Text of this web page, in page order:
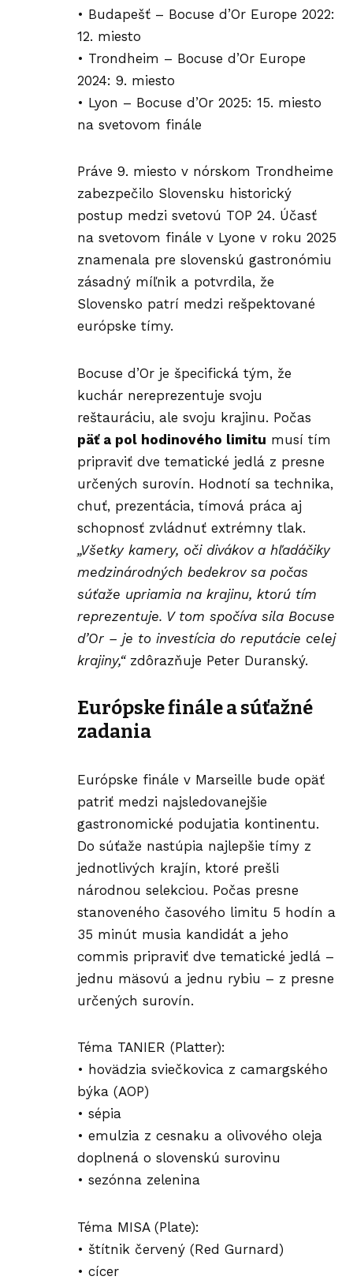
• Budapešť – Bocuse d’Or Europe 2022:
12. miesto
• Trondheim – Bocuse d’Or Europe
2024: 9. miesto
• Lyon – Bocuse d’Or 2025: 15. miesto
na svetovom finále
Práve 9. miesto v nórskom Trondheime
zabezpečilo Slovensku historický
postup medzi svetovú TOP 24. Účasť
na svetovom finále v Lyone v roku 2025
znamenala pre slovenskú gastronómiu
zásadný míľnik a potvrdila, že
Slovensko patrí medzi rešpektované
európske tímy.
Bocuse d’Or je špecifická tým, že
kuchár nereprezentuje svoju
reštauráciu, ale svoju krajinu. Počas
päť a pol hodinového limitu musí tím
pripraviť dve tematické jedlá z presne
určených surovín. Hodnotí sa technika,
chuť, prezentácia, tímová práca aj
schopnosť zvládnuť extrémny tlak.
„Všetky kamery, oči divákov a hľadáčiky
medzinárodných bedekrov sa počas
súťaže upriamia na krajinu, ktorú tím
reprezentuje. V tom spočíva sila Bocuse
d’Or – je to investícia do reputácie celej
krajiny,“ zdôrazňuje Peter Duranský.
Európske finále a súťažné
zadania
Európske finále v Marseille bude opäť
patriť medzi najsledovanejšie
gastronomické podujatia kontinentu.
Do súťaže nastúpia najlepšie tímy z
jednotlivých krajín, ktoré prešli
národnou selekciou. Počas presne
stanoveného časového limitu 5 hodín a
35 minút musia kandidát a jeho
commis pripraviť dve tematické jedlá –
jednu mäsovú a jednu rybiu – z presne
určených surovín.
Téma TANIER (Platter):
• hovädzia sviečkovica z camargského
býka (AOP)
• sépia
• emulzia z cesnaku a olivového oleja
doplnená o slovenskú surovinu
• sezónna zelenina
Téma MISA (Plate):
• štítnik červený (Red Gurnard)
• cícer